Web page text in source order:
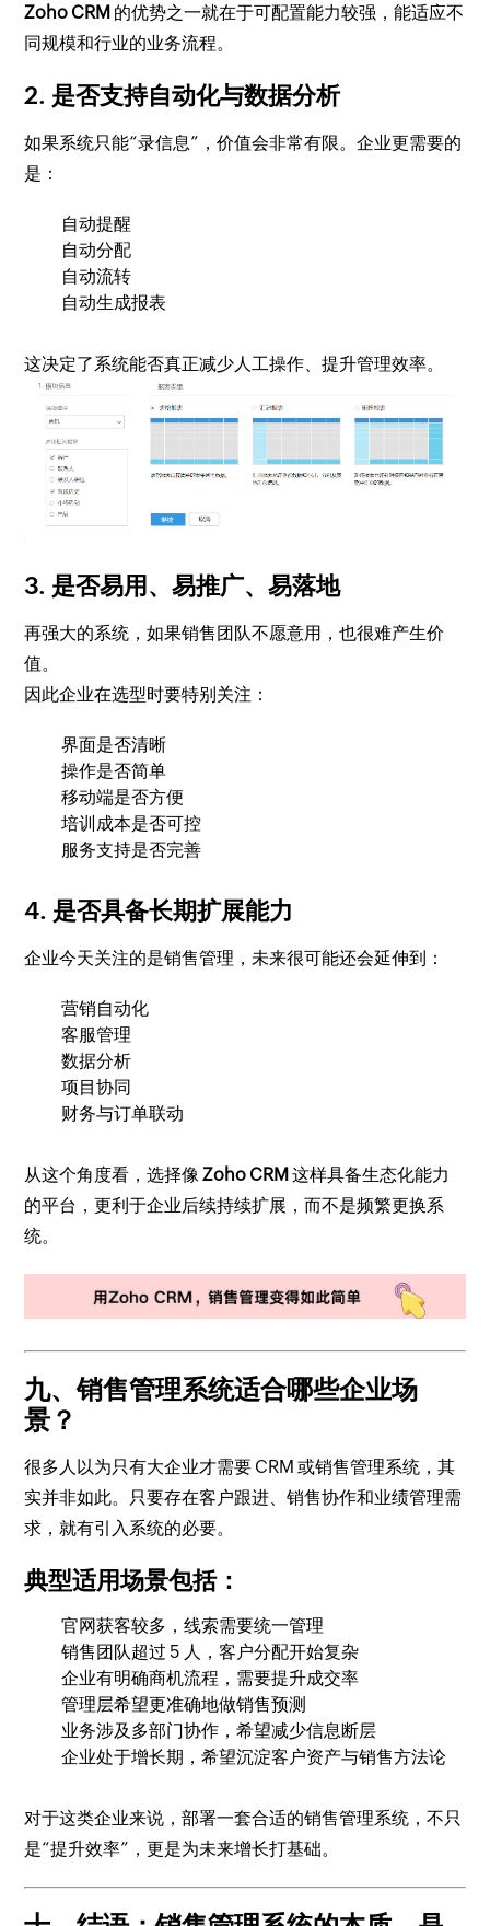
Zoho CRM 的优势之一就在于可配置能力较强，能适应不
同规模和行业的业务流程。
2. 是否支持自动化与数据分析
如果系统只能“录信息”，价值会非常有限。企业更需要的
是：
自动提醒
自动分配
自动流转
自动生成报表
这决定了系统能否真正减少人工操作、提升管理效率。
3. 是否易用、易推广、易落地
再强大的系统，如果销售团队不愿意用，也很难产生价
值。
因此企业在选型时要特别关注：
界面是否清晰
操作是否简单
移动端是否方便
培训成本是否可控
服务支持是否完善
4. 是否具备长期扩展能力
企业今天关注的是销售管理，未来很可能还会延伸到：
营销自动化
客服管理
数据分析
项目协同
财务与订单联动
从这个角度看，选择像Zoho CRM 这样具备生态化能力
的平台，更利于企业后续持续扩展，而不是频繁更换系
统。
九、销售管理系统适合哪些企业场
景？
很多人以为只有大企业才需要 CRM 或销售管理系统，其
实并非如此。只要存在客户跟进、销售协作和业绩管理需
求，就有引入系统的必要。
典型适用场景包括：
官网获客较多，线索需要统一管理
销售团队超过 5 人，客户分配开始复杂
企业有明确商机流程，需要提升成交率
管理层希望更准确地做销售预测
业务涉及多部门协作，希望减少信息断层
企业处于增长期，希望沉淀客户资产与销售方法论
对于这类企业来说，部署一套合适的销售管理系统，不只
是“提升效率”，更是为未来增长打基础。